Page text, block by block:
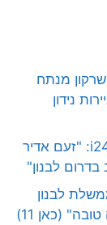
שרקון מנתח
נידון
ד"ר עו"ד אילן שרקון ב-i24: "זעם אדיר
לבנון"
לבנון
(כאן 11)